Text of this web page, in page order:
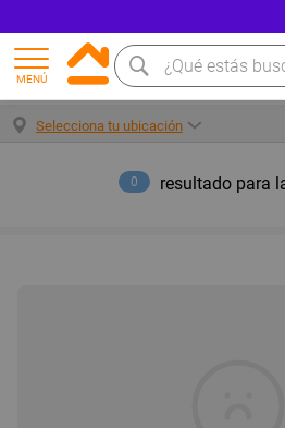
MENÚ
Selecciona tu ubicación
0 resultado para